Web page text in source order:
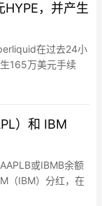
，并产生
在过去24小
165万美元手续
元），占最大供应
）和 IBM
或IBMB余额
（IBM）分红，在
，现金股息净额将